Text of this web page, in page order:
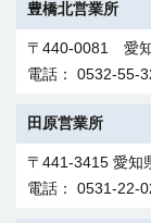
豊橋北営業所
〒440-0081 愛
電話： 0532-55-
田原営業所
〒441-3415 愛知
電話： 0531-22-